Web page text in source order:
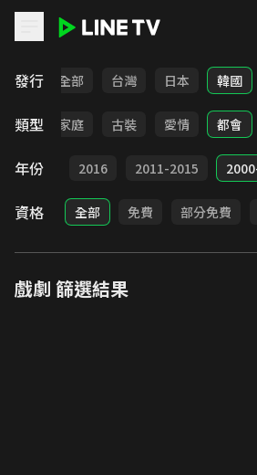
發行 全部 台灣 日本 韓國
類型
校園 家庭 古裝 愛情 都會
年份
2017 2016 2011-2015
資格 全部 免費 部分免費
戲劇 篩選結果